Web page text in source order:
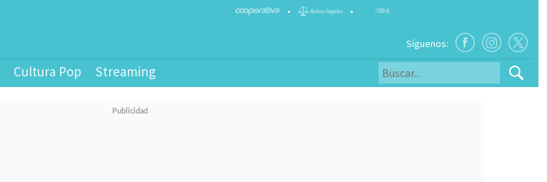
• •
Síguenos:
Cultura Pop Streaming